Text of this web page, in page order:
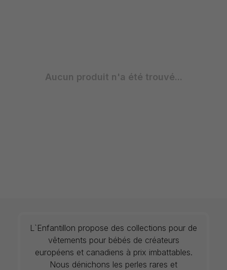
Aucun produit n'a été trouvé...
L`Enfantillon propose des collections pour de
vêtements pour bébés de créateurs
européens et canadiens à prix imbattables.
Nous dénichons les perles rares et